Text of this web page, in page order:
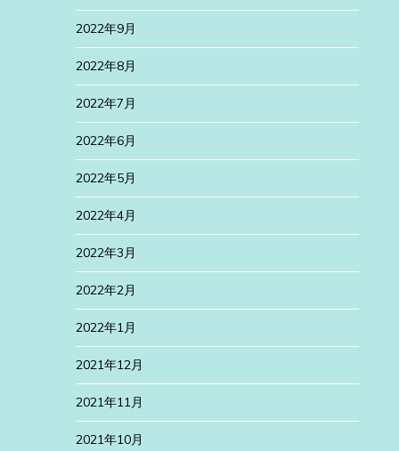
2022年9月
2022年8月
2022年7月
2022年6月
2022年5月
2022年4月
2022年3月
2022年2月
2022年1月
2021年12月
2021年11月
2021年10月